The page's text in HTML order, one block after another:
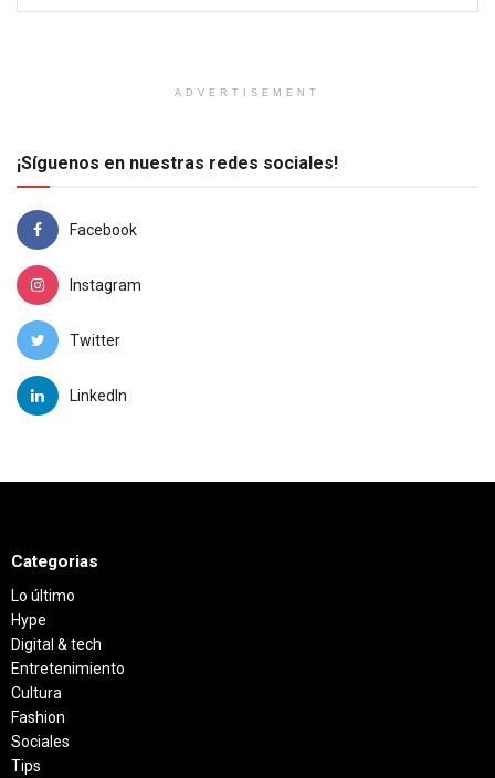
ADVERTISEMENT
¡Síguenos en nuestras redes sociales!
Facebook
Instagram
Twitter
LinkedIn
Categorias
Lo último
Hype
Digital & tech
Entretenimiento
Cultura
Fashion
Sociales
Tips